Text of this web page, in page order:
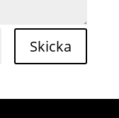
Skicka